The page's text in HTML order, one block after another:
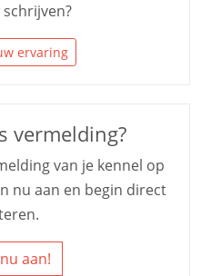
ervaring
vermelding?
van je kennel op
nu aan en begin direct
aan!